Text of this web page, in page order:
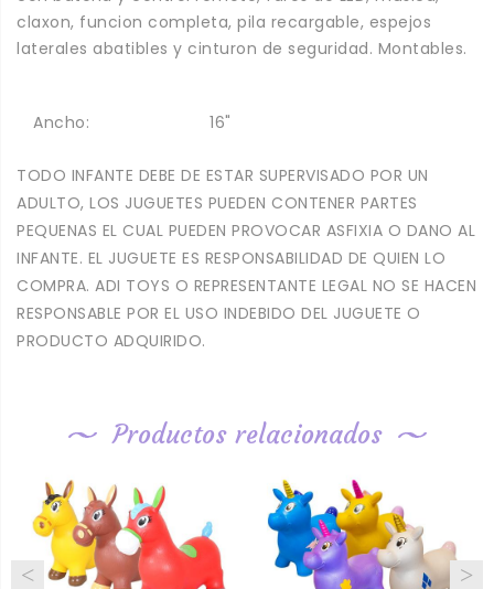
claxon, funcion completa, pila recargable, espejos
laterales abatibles y cinturon de seguridad. Montables.
Ancho: 16"
TODO INFANTE DEBE DE ESTAR SUPERVISADO POR UN
ADULTO, LOS JUGUETES PUEDEN CONTENER PARTES
PEQUENAS EL CUAL PUEDEN PROVOCAR ASFIXIA O DANO AL
INFANTE. EL JUGUETE ES RESPONSABILIDAD DE QUIEN LO
COMPRA. ADI TOYS O REPRESENTANTE LEGAL NO SE HACEN
RESPONSABLE POR EL USO INDEBIDO DEL JUGUETE O
PRODUCTO ADQUIRIDO.
Productos relacionados